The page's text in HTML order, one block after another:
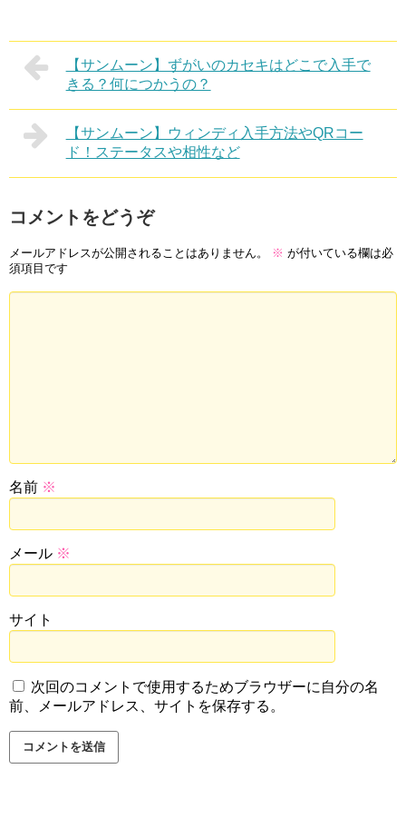
【サンムーン】ずがいのカセキはどこで入手で
きる？何につかうの？
【サンムーン】ウィンディ入手方法やQRコー
ド！ステータスや相性など
コメントをどうぞ
メールアドレスが公開されることはありません。 ※ が付いている欄は必
須項目です
名前 ※
メール ※
サイト
次回のコメントで使用するためブラウザーに自分の名
前、メールアドレス、サイトを保存する。